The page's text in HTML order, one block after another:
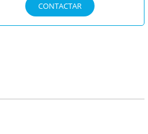
CONTACTAR